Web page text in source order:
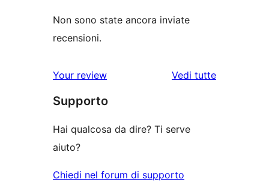
Non sono state ancora inviate
recensioni.
Your review
Vedi tutte
Supporto
Hai qualcosa da dire? Ti serve
aiuto?
Chiedi nel forum di supporto